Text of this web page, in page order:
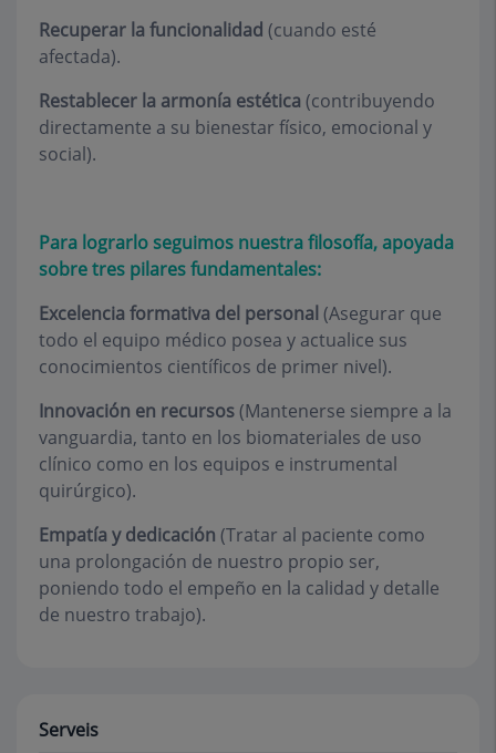
Recuperar la funcionalidad (cuando esté
afectada).
Restablecer la armonía estética (contribuyendo
directamente a su bienestar físico, emocional y
social).
Para lograrlo seguimos nuestra filosofía, apoyada
sobre tres pilares fundamentales:
Excelencia formativa del personal (Asegurar que
todo el equipo médico posea y actualice sus
conocimientos científicos de primer nivel).
Innovación en recursos(Mantenerse siempre a la
vanguardia, tanto en los biomateriales de uso
clínico como en los equipos e instrumental
quirúrgico).
Empatía y dedicación (Tratar al paciente como
una prolongación de nuestro propio ser,
poniendo todo el empeño en la calidad y detalle
de nuestro trabajo).
Serveis